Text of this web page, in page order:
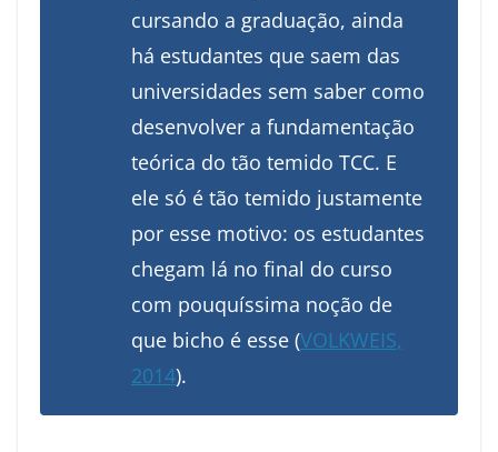
cursando a graduação, ainda
há estudantes que saem das
universidades sem saber como
desenvolver a fundamentação
teórica do tão temido TCC. E
ele só é tão temido justamente
por esse motivo: os estudantes
chegam lá no final do curso
com pouquíssima noção de
que bicho é esse (VOLKWEIS,
2014).